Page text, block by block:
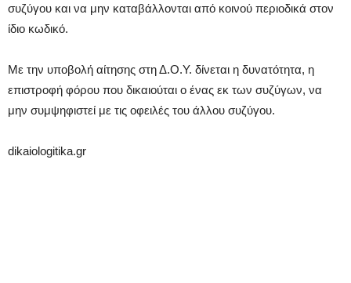
συζύγου και να μην καταβάλλονται από κοινού περιοδικά στον
ίδιο κωδικό.
Με την υποβολή αίτησης στη Δ.Ο.Υ. δίνεται η δυνατότητα, η
επιστροφή φόρου που δικαιούται ο ένας εκ των συζύγων, να
μην συμψηφιστεί με τις οφειλές του άλλου συζύγου.
dikaiologitika.gr